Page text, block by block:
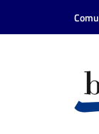
Vai al contenuto
Vai alla